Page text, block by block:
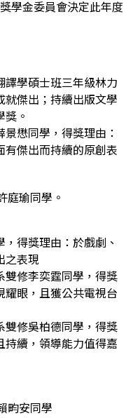
學金委員會決定此年度
譯學碩士班三年級林力
就傑出；持續出版文學
獎。
懋同學，得獎理由：
有傑出而持續的原創表
庭瑜同學。
得獎理由：於戲劇、
之表現
雙修李奕霆同學，得獎
耀眼，且獲公共電視台
雙修吳柏德同學，得獎
持續，領導能力值得嘉
畇安同學